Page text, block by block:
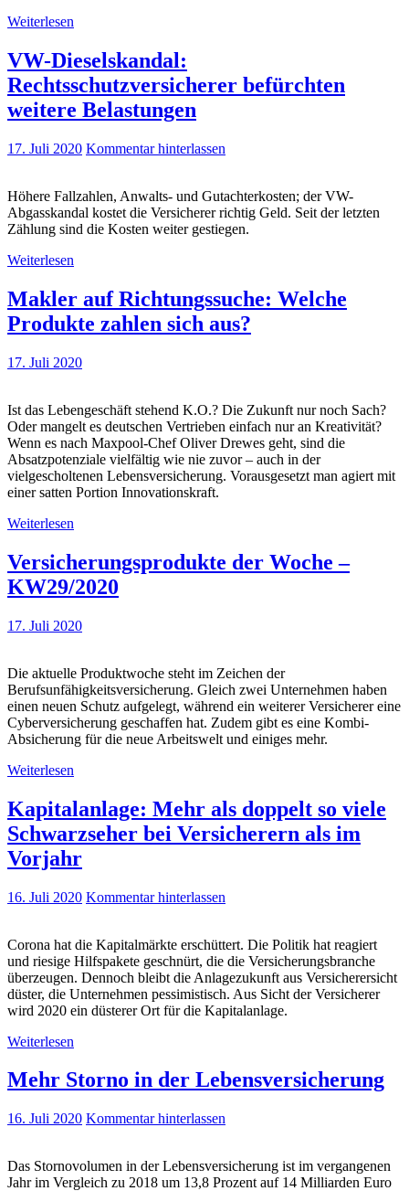
Weiterlesen
VW-Dieselskandal:
Rechtsschutzversicherer befürchten
weitere Belastungen
17. Juli 2020 Kommentar hinterlassen
Höhere Fallzahlen, Anwalts- und Gutachterkosten; der VW-
Abgasskandal kostet die Versicherer richtig Geld. Seit der letzten
Zählung sind die Kosten weiter gestiegen.
Weiterlesen
Makler auf Richtungssuche: Welche
Produkte zahlen sich aus?
17. Juli 2020
Ist das Lebengeschäft stehend K.O.? Die Zukunft nur noch Sach?
Oder mangelt es deutschen Vertrieben einfach nur an Kreativität?
Wenn es nach Maxpool-Chef Oliver Drewes geht, sind die
Absatzpotenziale vielfältig wie nie zuvor – auch in der
vielgescholtenen Lebensversicherung. Vorausgesetzt man agiert mit
einer satten Portion Innovationskraft.
Weiterlesen
Versicherungsprodukte der Woche –
KW29/2020
17. Juli 2020
Die aktuelle Produktwoche steht im Zeichen der
Berufsunfähigkeitsversicherung. Gleich zwei Unternehmen haben
einen neuen Schutz aufgelegt, während ein weiterer Versicherer eine
Cyberversicherung geschaffen hat. Zudem gibt es eine Kombi-
Absicherung für die neue Arbeitswelt und einiges mehr.
Weiterlesen
Kapitalanlage: Mehr als doppelt so viele
Schwarzseher bei Versicherern als im
Vorjahr
16. Juli 2020 Kommentar hinterlassen
Corona hat die Kapitalmärkte erschüttert. Die Politik hat reagiert
und riesige Hilfspakete geschnürt, die die Versicherungsbranche
überzeugen. Dennoch bleibt die Anlagezukunft aus Versicherersicht
düster, die Unternehmen pessimistisch. Aus Sicht der Versicherer
wird 2020 ein düsterer Ort für die Kapitalanlage.
Weiterlesen
Mehr Storno in der Lebensversicherung
16. Juli 2020 Kommentar hinterlassen
Das Stornovolumen in der Lebensversicherung ist im vergangenen
Jahr im Vergleich zu 2018 um 13,8 Prozent auf 14 Milliarden Euro